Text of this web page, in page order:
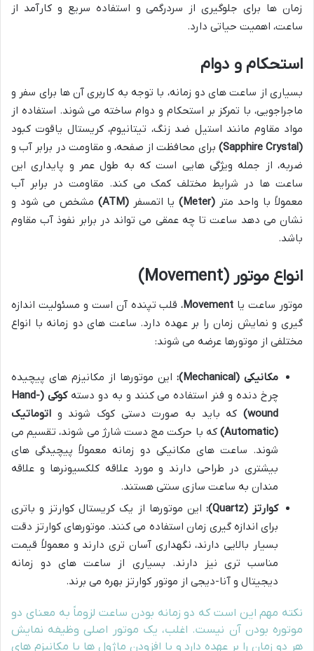
زمان ها برای جلوگیری از سردرگمی و استفاده سریع و کارآمد از
ساعت، اهمیت حیاتی دارد.
استحکام و دوام
بسیاری از ساعت های دو زمانه، با توجه به کاربری آن ها برای سفر و
ماجراجویی، با تمرکز بر استحکام و دوام ساخته می شوند. استفاده از
مواد مقاوم مانند استیل ضد زنگ، تیتانیوم، کریستال یاقوت کبود
(Sapphire Crystal)
برای محافظت از صفحه، و مقاومت در برابر آب و
ضربه، از جمله ویژگی هایی است که به طول عمر و پایداری این
ساعت ها در شرایط مختلف کمک می کند. مقاومت در برابر آب
معمولاً با واحد متر (Meter) یا اتمسفر(ATM)
مشخص می شود و
نشان می دهد ساعت تا چه عمقی می تواند در برابر نفوذ آب مقاوم
باشد.
انواع موتور (Movement)
موتور ساعت یا Movement، قلب تپنده آن است و مسئولیت اندازه
گیری و نمایش زمان را بر عهده دارد. ساعت های دو زمانه با انواع
مختلفی از موتورها عرضه می شوند:
مکانیکی (Mechanical):
این موتورها از مکانیزم های پیچیده
چرخ دنده و فنر استفاده می کنند و به دو دسته
کوکی (Hand-
wound)
که باید به صورت دستی کوک شوند و اتوماتیک
(Automatic)
که با حرکت مچ دست شارژ می شوند، تقسیم می
شوند. ساعت های مکانیکی دو زمانه معمولاً پیچیدگی های
بیشتری در طراحی دارند و مورد علاقه کلکسیونرها و علاقه
مندان به ساعت سازی سنتی هستند.
کوارتز (Quartz):
این موتورها از یک کریستال کوارتز و باتری
برای اندازه گیری زمان استفاده می کنند. موتورهای کوارتز دقت
بسیار بالایی دارند، نگهداری آسان تری دارند و معمولاً قیمت
مناسب تری نیز دارند. بسیاری از ساعت های دو زمانه
دیجیتال و آنا-دیجی از موتور کوارتز بهره می برند.
نکته مهم این است که دو زمانه بودن ساعت لزوماً به معنای دو
موتوره بودن آن نیست. اغلب، یک موتور اصلی وظیفه نمایش
هر دو زمان را بر عهده دارد و با افزودن ماژول ها یا مکانیزم های